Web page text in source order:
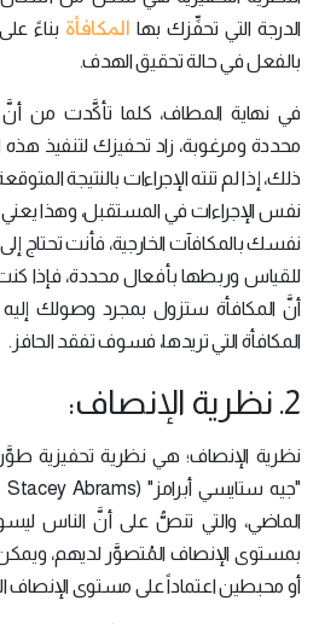
الدرجة التي تحفِّزك بها المكافأة بناءً
بالفعل في حالة تحقيق الهدف.
في نهاية المطاف، كلما تأكَّدت من
محددة ومرغوبة، زاد تحفيزك لتنفيذ
ذلك، إذا لم تنته الإجراءات بالنتيجة
نفس الإجراءات في المستقبل، وهذا
نفسك بالمكافآت الخارجية، فأنت تحتاج
للقياس وربطها بأفعال محددة، فإذا
أنَّ المكافأة ستزول بمجرد وصولك
المكافأة التي تريدها، فسوف تفقد الحافز.
2. نظرية الإنصاف:
نظرية الإنصاف؛ هي نظرية تحفيزية
الماضي، والتي تنصُّ على أنَّ الناس
بمستوى الإنصاف المُتصوَّر لديهم،
أو محبطين اعتماداً على مستوى الإنصاف